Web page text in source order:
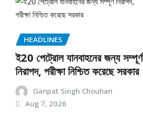
HEADLINES
ই20 পেট্রোল যানবাহনের জন্য সম্পূর্ণ
নিরাপদ, পরীক্ষা নিশ্চিত করেছে সরকার
Ganpat Singh Chouhan
Aug 7, 2026